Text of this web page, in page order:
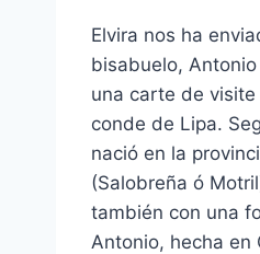
Elvira nos ha
bisabuelo,
una carte de
conde de Lipa.
nació en la
(Salobreña ó
también con una
Antonio, hecha en